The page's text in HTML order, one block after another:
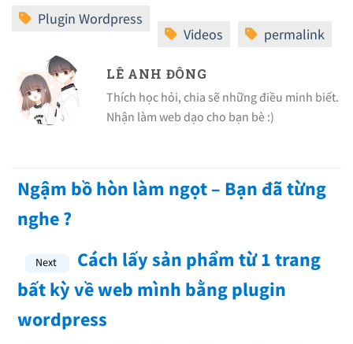
LÊ ANH ĐÔNG
Thích học hỏi, chia sẽ những điều minh biết.
Nhận làm web dạo cho bạn bè :)
Ngậm bồ hòn làm ngọt – Bạn đã từng
nghe ?
Cách lấy sản phẩm từ 1 trang
bất kỳ về web mình bằng plugin
wordpress